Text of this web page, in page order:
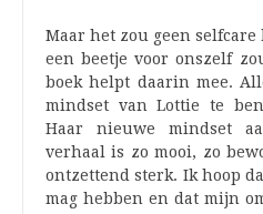
Maar het zou geen
een beetje voor onszelf
boek helpt daarin mee.
mindset van Lottie te
Haar nieuwe mindset
verhaal is zo mooi, zo
ontzettend sterk. Ik hoop
mag hebben en dat mijn